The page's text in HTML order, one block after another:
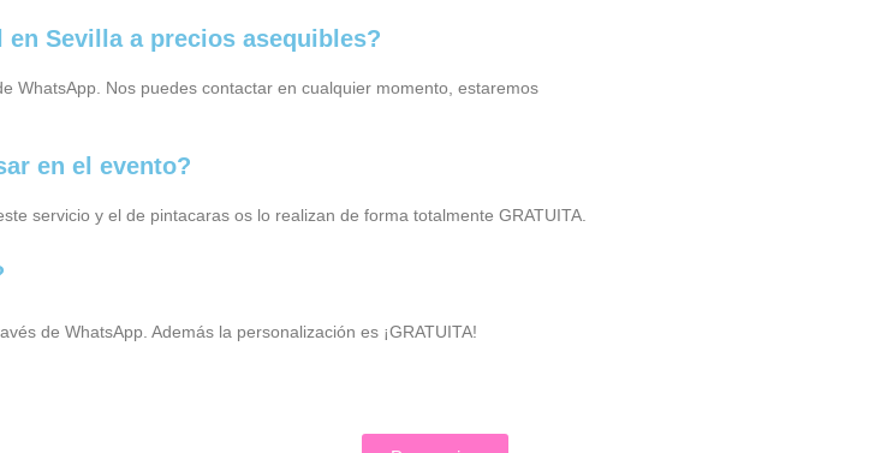
Sevilla a precios asequibles?
WhatsApp. Nos puedes contactar en cualquier momento, estaremos
en el evento?
servicio y el de pintacaras os lo realizan de forma totalmente GRATUITA.
de WhatsApp. Además la personalización es ¡GRATUITA!